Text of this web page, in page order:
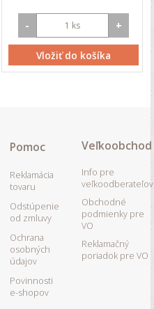
- +
Vložiť do košíka
Pomoc
Reklamácia
tovaru
Odstúpenie
od zmluvy
Ochrana
osobných
údajov
Povinnosti
e-shopov
Veľkoobchod
Info pre
veľkoodberateľov
Obchodné
podmienky pre
VO
Reklamačný
poriadok pre VO